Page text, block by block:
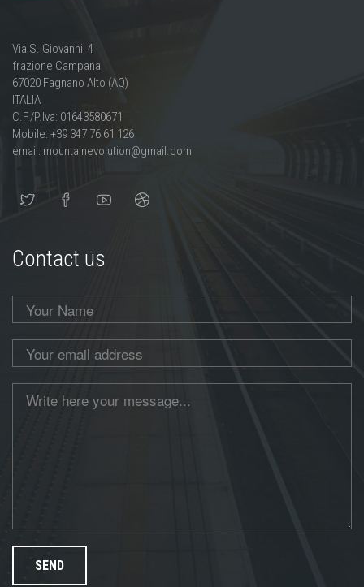
Via S. Giovanni, 4
frazione Campana
67020 Fagnano Alto (AQ)
ITALIA
C.F./P.Iva: 01643580671
Mobile: +39 347 76 61 126
email: mountainevolution@gmail.com
Contact us
SEND